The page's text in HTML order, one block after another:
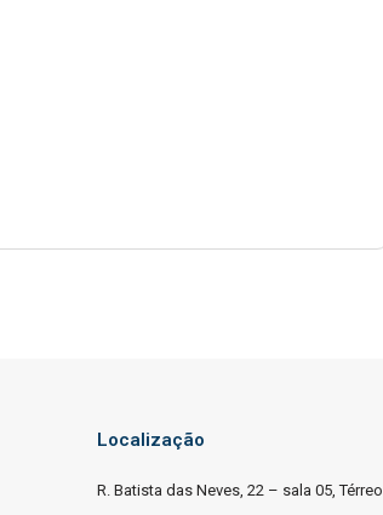
Localização
R. Batista das Neves, 22 – sala 05, Térreo